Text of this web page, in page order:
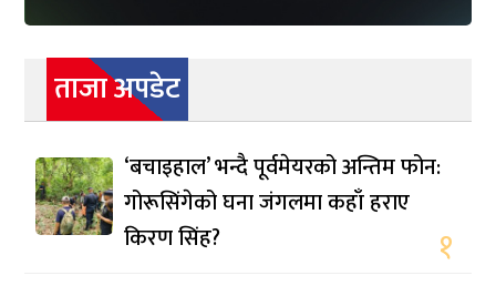
ताजा अपडेट
‘बचाइहाल’ भन्दै पूर्वमेयरको अन्तिम फोन:
गोरूसिंगेको घना जंगलमा कहाँ हराए
किरण सिंह?
१